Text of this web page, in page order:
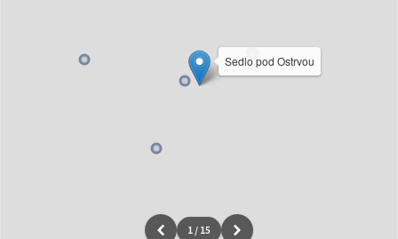
Sedlo pod Ostrvou
1 / 15